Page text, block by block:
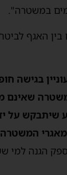
במשטרה".
האגף
בגישה
שאינם
שיתבקש על
הגנה למי